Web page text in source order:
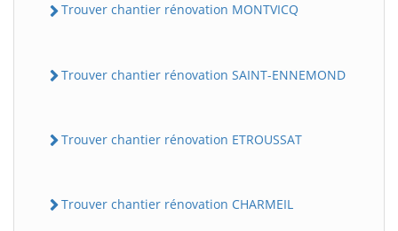
Trouver chantier rénovation MONTVICQ
Trouver chantier rénovation SAINT-ENNEMOND
Trouver chantier rénovation ETROUSSAT
Trouver chantier rénovation CHARMEIL